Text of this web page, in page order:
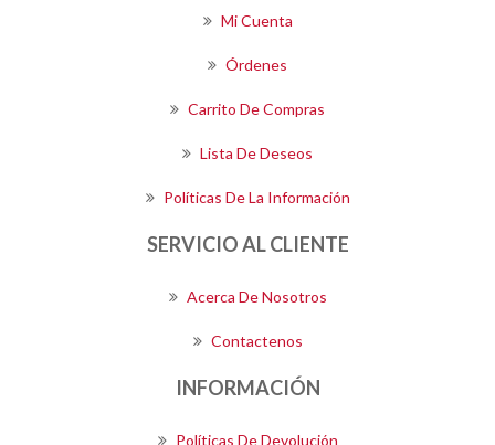
Mi Cuenta
Órdenes
Carrito De Compras
Lista De Deseos
Políticas De La Información
SERVICIO AL CLIENTE
Acerca De Nosotros
Contactenos
INFORMACIÓN
Políticas De Devolución